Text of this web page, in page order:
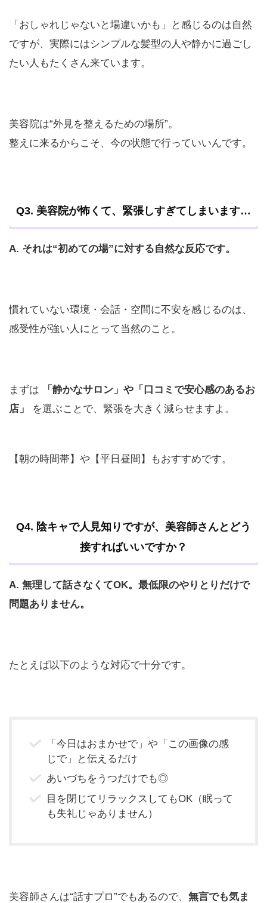
「おしゃれじゃないと場違いかも」と感じるのは自然
ですが、実際にはシンプルな髪型の人や静かに過ごし
たい人もたくさん来ています。
美容院は“外見を整えるための場所”。
整えに来るからこそ、今の状態で行っていいんです。
Q3. 美容院が怖くて、緊張しすぎてしまいます…
A. それは“初めての場”に対する自然な反応です。
慣れていない環境・会話・空間に不安を感じるのは、
感受性が強い人にとって当然のこと。
まずは
「静かなサロン」や「口コミで安心感のあるお
店」
を選ぶことで、緊張を大きく減らせますよ。
【朝の時間帯】や【平日昼間】もおすすめです。
Q4. 陰キャで人見知りですが、美容師さんとどう
接すればいいですか？
A. 無理して話さなくてOK。最低限のやりとりだけで
問題ありません。
たとえば以下のような対応で十分です。
「今日はおまかせで」や「この画像の感
じで」と伝えるだけ
あいづちをうつだけでも◎
目を閉じてリラックスしてもOK（眠って
も失礼じゃありません）
美容師さんは“話すプロ”でもあるので、 無言でも気ま